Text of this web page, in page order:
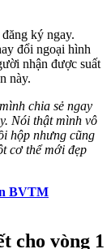
ký ngay.
đổi ngoại hình
nhận được suất
này.
chia sẻ ngay
Nói thật mình vô
hộp nhưng cũng
cơ thể mới đẹp
BVTM
cho vòng 1